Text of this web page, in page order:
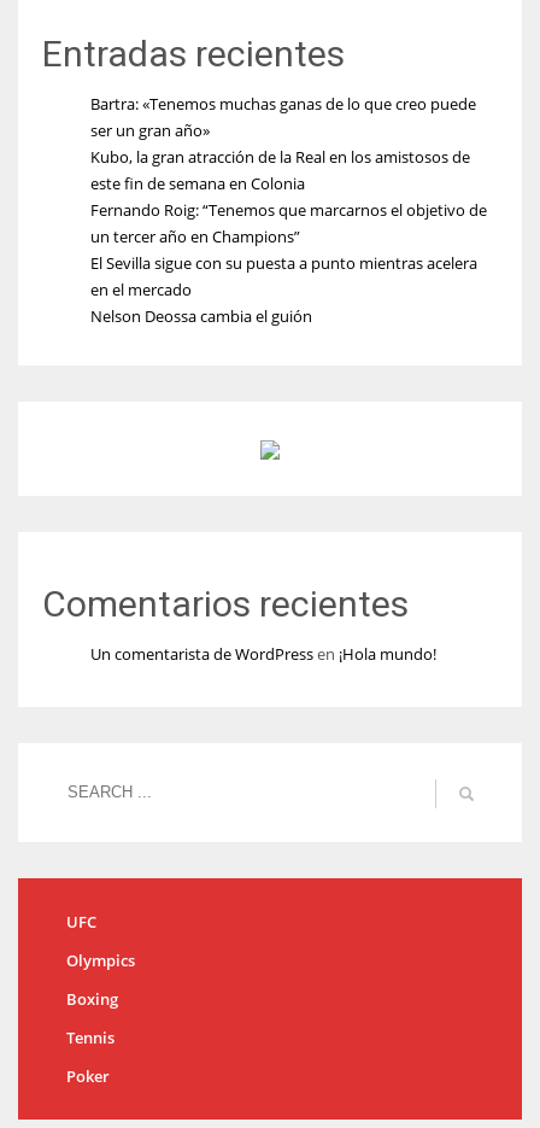
Entradas recientes
Bartra: «Tenemos muchas ganas de lo que creo puede
ser un gran año»
Kubo, la gran atracción de la Real en los amistosos de
este fin de semana en Colonia
Fernando Roig: “Tenemos que marcarnos el objetivo de
un tercer año en Champions”
El Sevilla sigue con su puesta a punto mientras acelera
en el mercado
Nelson Deossa cambia el guión
Comentarios recientes
Un comentarista de WordPressen ¡Hola mundo!
UFC
Olympics
Boxing
Tennis
Poker